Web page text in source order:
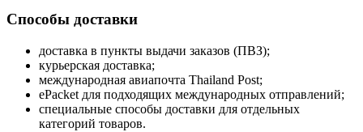
Способы доставки
доставка в пункты выдачи заказов (ПВЗ);
курьерская доставка;
международная авиапочта Thailand Post;
ePacket для подходящих международных отправлений;
специальные способы доставки для отдельных
категорий товаров.